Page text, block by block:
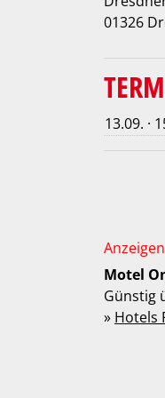
01326
13.09. ·
Motel
Günstig
» Hotels